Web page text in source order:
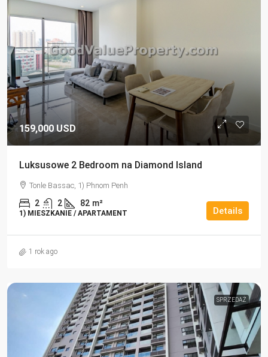
159,000 USD
Luksusowe 2 Bedroom na Diamond Island
Tonle Bassac, 1) Phnom Penh
2 2 82 m²
1) MIESZKANIE / APARTAMENT Details
1 rok ago
SPRZEDAŻ